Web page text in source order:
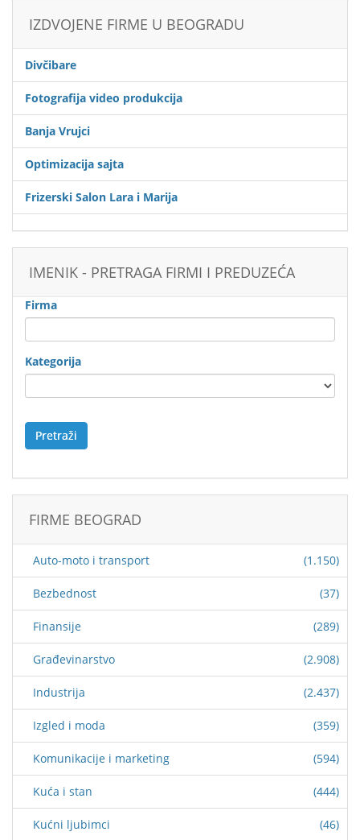
IZDVOJENE FIRME U BEOGRADU
Divčibare
Fotografija video produkcija
Banja Vrujci
Optimizacija sajta
Frizerski Salon Lara i Marija
IMENIK - PRETRAGA FIRMI I PREDUZEĆA
Firma
Kategorija
Pretraži
FIRME BEOGRAD
Auto-moto i transport (1.150)
Bezbednost (37)
Finansije (289)
Građevinarstvo (2.908)
Industrija (2.437)
Izgled i moda (359)
Komunikacije i marketing (594)
Kuća i stan (444)
Kućni ljubimci (46)